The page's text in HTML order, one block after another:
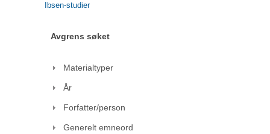
Ibsen-studier
Avgrens søket
Materialtyper
År
Forfatter/person
Generelt emneord